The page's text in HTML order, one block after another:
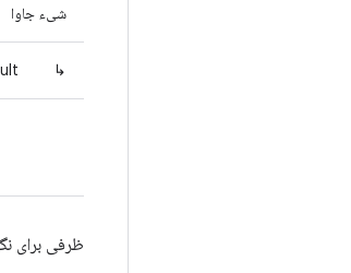
شیء جاوا
↳
ظرفی برای